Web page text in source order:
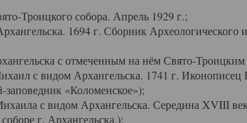
Троицкого собора. Апрель 1929 г.;
1694 г. Сборник Археологического
с отмеченным на нём Свято-
с видом Архангельска. 1741 г. Иконописец
заповедник «Коломенское»);
с видом Архангельска. Середина XVIII
г. Архангельска.);